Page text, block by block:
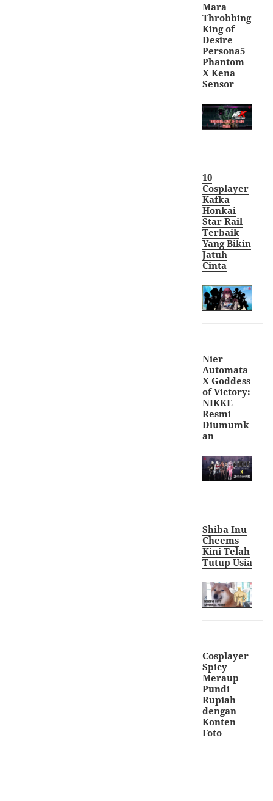
Mara
Throbbing
King of
Desire
Persona5
Phantom
X Kena
Sensor
10
Cosplayer
Kafka
Honkai
Star Rail
Terbaik
Yang Bikin
Jatuh
Cinta
Nier
Automata
X Goddess
of Victory:
NIKKE
Resmi
Diumumk
an
Shiba Inu
Cheems
Kini Telah
Tutup Usia
Cosplayer
Spicy
Meraup
Pundi
Rupiah
dengan
Konten
Foto